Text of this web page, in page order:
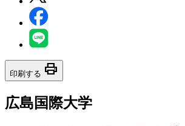
印刷する print
広島国際大学